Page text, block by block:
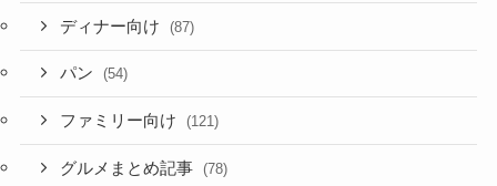
ディナー向け (87)
パン (54)
ファミリー向け (121)
グルメまとめ記事 (78)